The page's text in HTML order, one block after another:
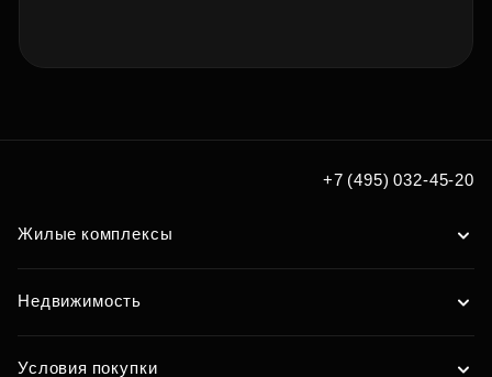
+7 (495) 032-45-20
Жилые комплексы
Недвижимость
Условия покупки